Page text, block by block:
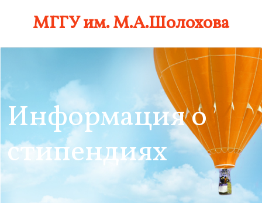
МГГУ им. М.А.Шолохова
Информация о
стипендиях